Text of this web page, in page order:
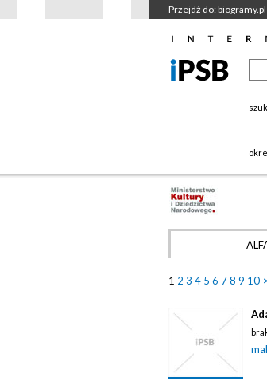
Przejdź do: biogramy.pl
1 2 3 4 5 6 78 9 10 >